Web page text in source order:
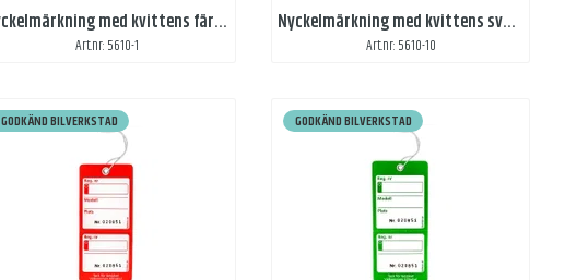
Nyckelmärkning med kvittens färgat tryck, en sida
Art.nr: 5610-1
Nyckelmärkning med kvittens svart tryck, en sida
Art.nr: 5610-10
GODKÄND BILVERKSTAD GODKÄND BILVERKSTAD